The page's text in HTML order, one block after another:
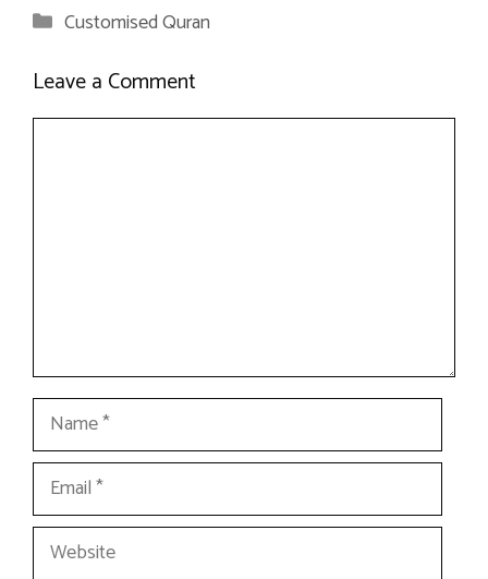
Categories
Customised Quran
Leave a Comment
Name
Email
Website